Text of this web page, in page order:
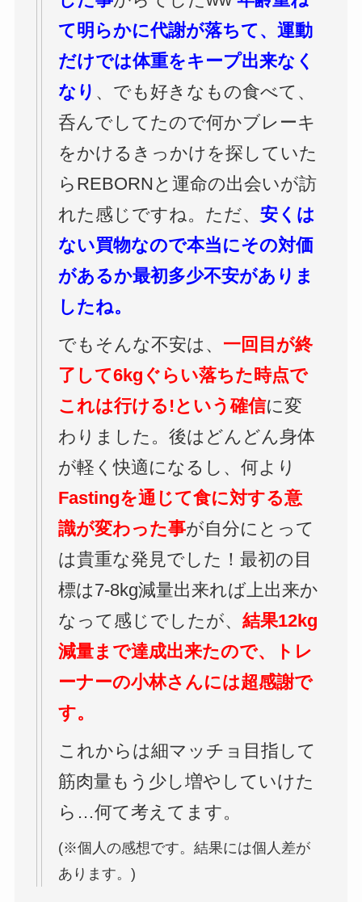
て明らかに代謝が落ちて、運動
だけでは体重をキープ出来なく
なり 、でも好きなもの食べて、
呑んでしてたので何かブレーキ
をかけるきっかけを探していた
らREBORNと運命の出会いが訪
れた感じですね。ただ、 安くは
ない買物なので本当にその対価
があるか最初多少不安がありま
したね。
でもそんな不安は、 一回目が終
了して6kgぐらい落ちた時点で
これは行ける!という確信に変
わりました。後はどんどん身体
が軽く快適になるし、何より
Fastingを通じて食に対する意
識が変わった事が自分にとって
は貴重な発見でした！最初の目
標は7-8kg減量出来れば上出来か
なって感じでしたが、 結果12kg
減量まで達成出来たので、トレ
ーナーの小林さんには超感謝で
す。
これからは細マッチョ目指して
筋肉量もう少し増やしていけた
ら…何て考えてます。
(※個人の感想です。結果には個人差が
あります。)